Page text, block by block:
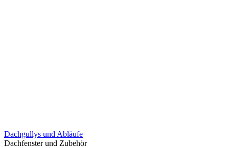
Dachgullys und Abläufe
Dachfenster und Zubehör